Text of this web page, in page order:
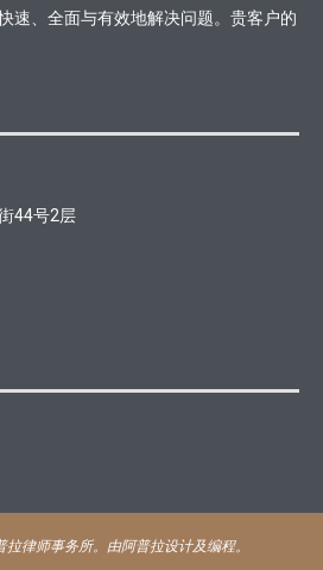
速、全面与有效地解决问题。贵客户的
44号2层
拉律师事务所。由阿普拉设计及编程。